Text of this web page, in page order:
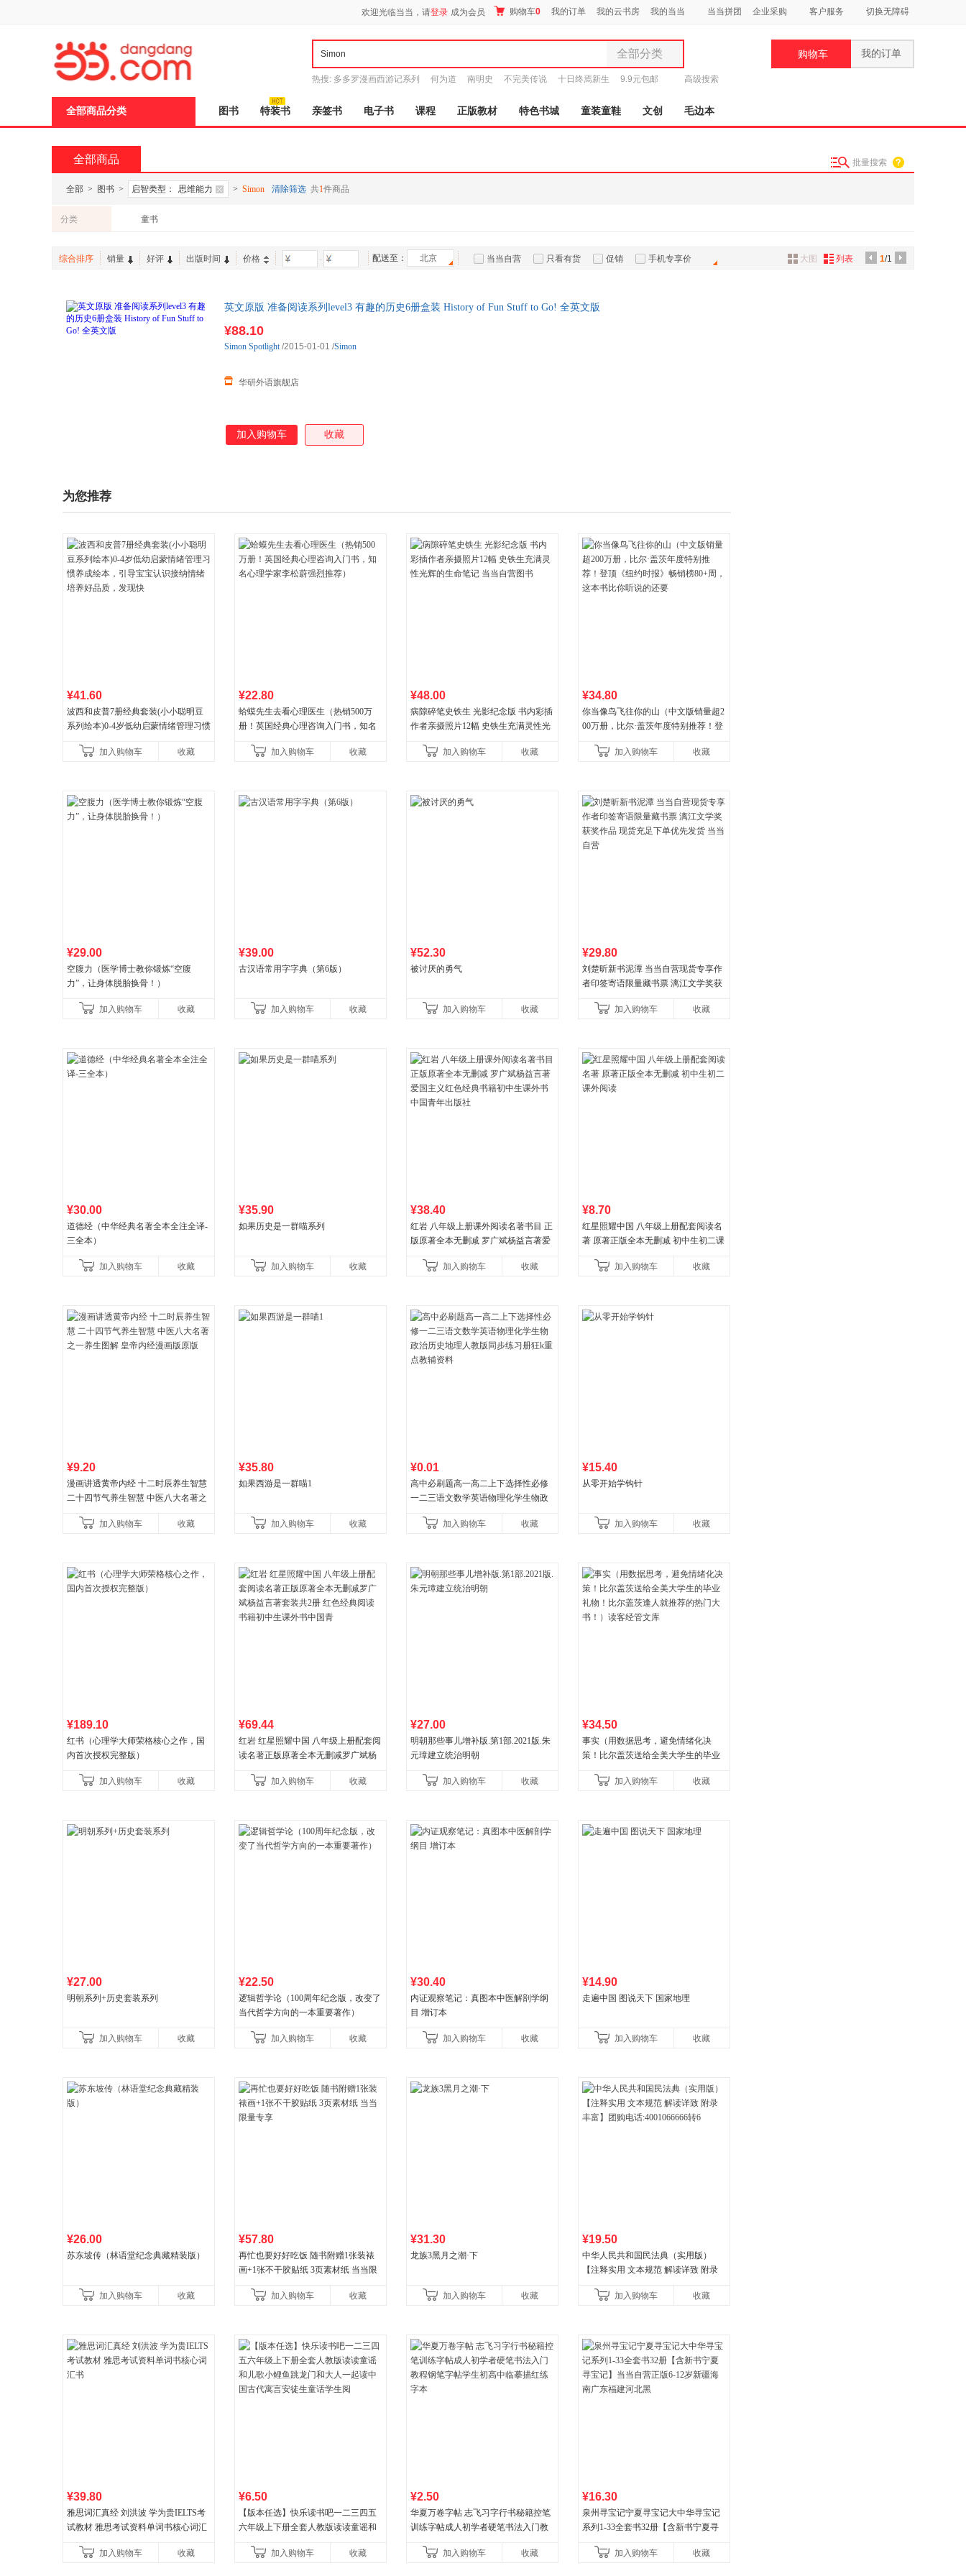
欢迎光临当当，请登录 成为会员 购物车0 我的订单 我的云书房 我的当当 当当拼团 企业采购 客户服务 切换无障碍
全部分类
全部分类
图书
电子书
家居日用
热搜: 多多罗漫画西游记系列 何为道 南明史 不完美传说 十日终焉新生 9.9元包邮 高级搜索
购物车 我的订单
全部商品分类 图书 特装书 亲签书 电子书 课程 正版教材 特色书城 童装童鞋 文创 毛边本
全部商品 批量搜索
全部 > 图书 > 启智类型： 思维能力 > Simon 清除筛选 共1件商品
分类 童书
综合排序 销量 好评 出版时间 价格 - 配送至： 北京 当当自营 只看有货 促销 手机专享价 1/1
大图 列表
英文原版 准备阅读系列level3 有趣的历史6册盒装 History of Fun Stuff to Go! 全英文版
¥88.10
华研外语旗舰店
Simon Spotlight/2015-01-01 /Simon
加入购物车 收藏
为您推荐
¥41.60
波西和皮普7册经典套装(小小聪明豆
系列绘本)0-4岁低幼启蒙情绪管理习惯
养好品质，发现快
加入购物车 收藏
¥22.80
蛤蟆先生去看心理医生（热销500万
册！英国经典心理咨询入门书，知名
加入购物车
收藏
¥48.00
病隙碎笔史铁生 光影纪念版 书内彩插
作者亲摄照片12幅 史铁生充满灵性光
加入购物车
收藏
¥34.80
你当像鸟飞往你的山（中文版销量超2
00万册，比尔·盖茨年度特别推荐！登
比你听说的还要
加入购物车 收藏
¥29.00
空腹力（医学博士教你锻炼“空腹
力”，让身体脱胎换骨！）
加入购物车 收藏
¥39.00
古汉语常用字字典（第6版）
加入购物车 收藏
¥52.30
被讨厌的勇气
加入购物车 收藏
¥29.80
刘楚昕新书泥潭 当当自营现货专享作
者印签寄语限量藏书票 漓江文学奖获
加入购物车 收藏
¥30.00
道德经（中华经典名著全本全注全译-
三全本）
加入购物车 收藏
¥35.90
如果历史是一群喵系列
加入购物车 收藏
¥38.40
红岩 八年级上册课外阅读名著书目 正
版原著全本无删减 罗广斌杨益言著爱
国青年出版社加入购物车 收藏
¥8.70
红星照耀中国 八年级上册配套阅读名
著 原著正版全本无删减 初中生初二课
加入购物车
收藏
¥9.20
漫画讲透黄帝内经 十二时辰养生智慧
二十四节气养生智慧 中医八大名著之
加入购物车
收藏
¥35.80
如果西游是一群喵1
加入购物车 收藏
¥0.01
高中必刷题高一高二上下选择性必修
一二三语文数学英语物理化学生物政
教辅资料加入购物车 收藏
¥15.40
从零开始学钩针
加入购物车 收藏
¥189.10
红书（心理学大师荣格核心之作，国
内首次授权完整版）
加入购物车 收藏
¥69.44
红岩 红星照耀中国 八年级上册配套阅
读名著正版原著全本无删减罗广斌杨
初中生课外书中国青
加入购物车 收藏
¥27.00
明朝那些事儿增补版.第1部.2021版.朱
元璋建立统治明朝
加入购物车 收藏
¥34.50
事实（用数据思考，避免情绪化决
策！比尔盖茨送给全美大学生的毕业
书！）读客经管文库
加入购物车 收藏
¥27.00
明朝系列+历史套装系列
加入购物车 收藏
¥22.50
逻辑哲学论（100周年纪念版，改变了
当代哲学方向的一本重要著作）
加入购物车 收藏
¥30.40
内证观察笔记：真图本中医解剖学纲
目 增订本
加入购物车 收藏
¥14.90
走遍中国 图说天下 国家地理
加入购物车 收藏
¥26.00
苏东坡传（林语堂纪念典藏精装版）
加入购物车 收藏
¥57.80
再忙也要好好吃饭 随书附赠1张装裱
画+1张不干胶贴纸 3页素材纸 当当限
加入购物车
收藏
¥31.30
龙族3黑月之潮·下
加入购物车 收藏
¥19.50
中华人民共和国民法典（实用版）
【注释实用 文本规范 解读详致 附录
加入购物车
收藏
¥39.80
雅思词汇真经 刘洪波 学为贵IELTS考
试教材 雅思考试资料单词书核心词汇
加入购物车
收藏
¥6.50
【版本任选】快乐读书吧一二三四五
六年级上下册全套人教版读读童谣和
古代寓言安徒生童话学生阅
加入购物车 收藏
¥2.50
华夏万卷字帖 志飞习字行书秘籍控笔
训练字帖成人初学者硬笔书法入门教
加入购物车 收藏
¥16.30
泉州寻宝记宁夏寻宝记大中华寻宝记
系列1-33全套书32册【含新书宁夏寻
广东福建河北黑
加入购物车 收藏
页